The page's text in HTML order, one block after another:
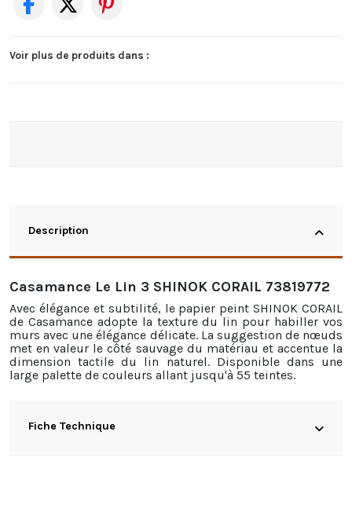
Voir plus de produits dans :
Description
Casamance Le Lin 3 SHINOK CORAIL 73819772
Avec élégance et subtilité, le papier peint SHINOK CORAIL
de Casamance adopte la texture du lin pour habiller vos
murs avec une élégance délicate. La suggestion de nœuds
met en valeur le côté sauvage du matériau et accentue la
dimension tactile du lin naturel. Disponible dans une
large palette de couleurs allant jusqu'à 55 teintes.
Fiche Technique